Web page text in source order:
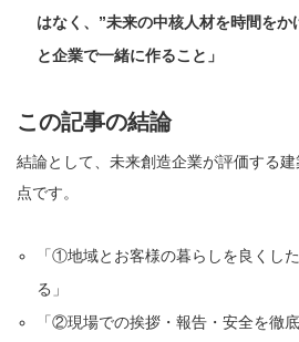
はなく、”未来の中核人材を時間を
と企業で一緒に作ること」
この記事の結論
結論として、未来創造企業が評価する
点です。
「①地域とお客様の暮らしを良くし
る」
「②現場での挨拶・報告・安全を徹